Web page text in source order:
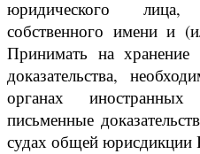
юридического
собственного имени и
Принимать на хранение
доказательства,
органах
письменные
судах общей юрисдикции